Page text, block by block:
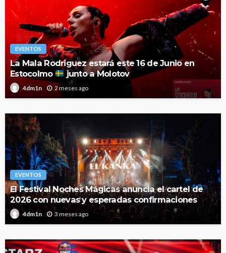
EVENTOS
La Mala Rodriguez estará este 16 de Junio en
Estocolmo
junto a Molotov
4dm1n 2 meses ago
EVENTOS
El Festival Noches Mágicas anuncia el cartel de
2026 con nuevas y esperadas confirmaciones
4dm1n 3 meses ago